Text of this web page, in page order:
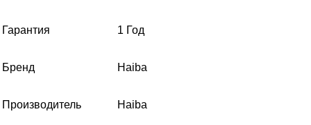
Гарантия 1 Год
Бренд Haiba
Производитель Haiba